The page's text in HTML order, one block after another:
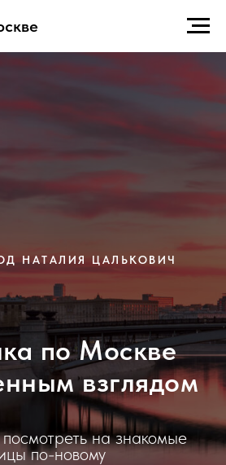
НАТАЛИЯ ЦАЛЬКОВИЧ
по Москве
взглядом
на знакомые
по-новому